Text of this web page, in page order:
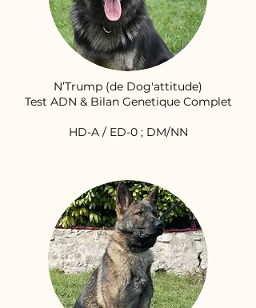
N’Trump (de Dog'attitude)
Test ADN & Bilan Genetique Complet
HD-A / ED-0 ; DM/NN